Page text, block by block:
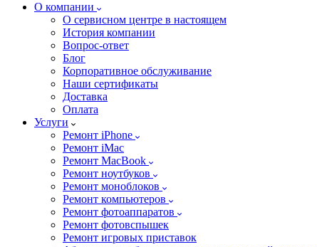
О компании
О сервисном центре в настоящем
История компании
Вопрос-ответ
Блог
Корпоративное обслуживание
Наши сертификаты
Доставка
Оплата
Услуги
Ремонт iPhone
Ремонт iMac
Ремонт MacBook
Ремонт ноутбуков
Ремонт моноблоков
Ремонт компьютеров
Ремонт фотоаппаратов
Ремонт фотовспышек
Ремонт игровых приставок